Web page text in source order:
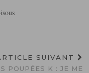
SUIVANT
POUPÉES K : JE ME